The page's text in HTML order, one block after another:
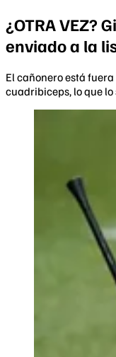
¿OTRA VEZ?
enviado a la
El cañonero está
cuadribiceps, lo que